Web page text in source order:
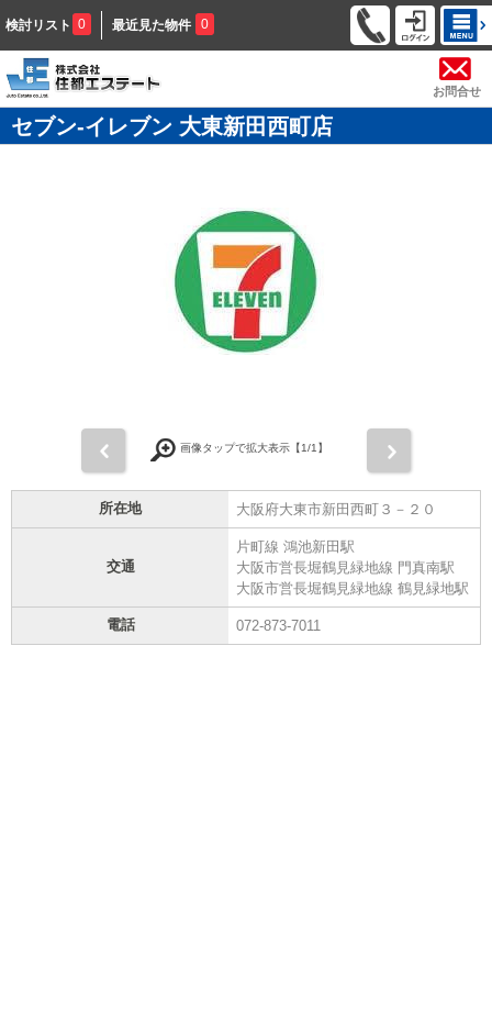
検討リスト 0 最近見た物件 0
お問合せ
セブン-イレブン 大東新田西町店
画像タップで拡大表示【1/1】
所在地 大阪府大東市新田西町３－２０
交通
片町線 鴻池新田駅
大阪市営長堀鶴見緑地線 門真南駅
大阪市営長堀鶴見緑地線 鶴見緑地駅
電話 072-873-7011